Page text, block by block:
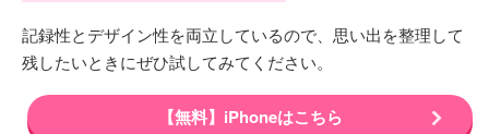
記録性とデザイン性を両立しているので、思い出を整理して
残したいときにぜひ試してみてください。
【無料】iPhoneはこちら